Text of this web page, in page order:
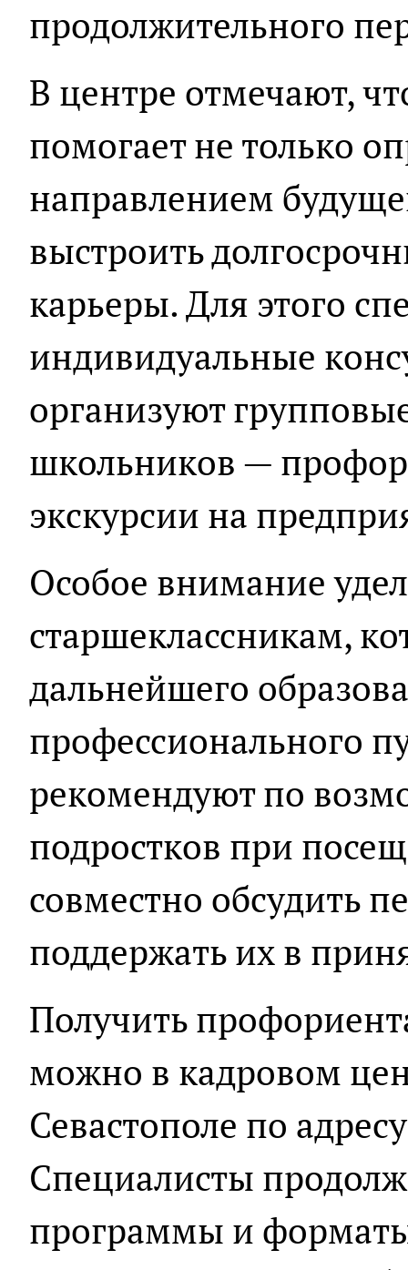
продолжительного
В центре отмечают,
помогает не только
направлением
выстроить
карьеры. Для этого
индивидуальные
организуют
школьников —
экскурсии на
Особое внимание
старшеклассникам,
дальнейшего
профессионального
рекомендуют по
подростков при
совместно обсудить
поддержать их в
Получить
можно в кадровом
Севастополе по
Специалисты
программы и